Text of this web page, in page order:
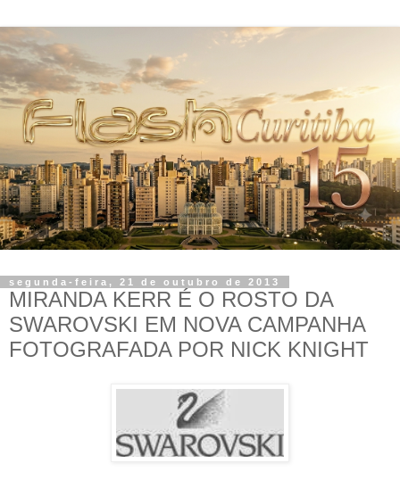
segunda-feira, 21 de outubro de 2013
MIRANDA KERR É O ROSTO DA
SWAROVSKI EM NOVA CAMPANHA
FOTOGRAFADA POR NICK KNIGHT